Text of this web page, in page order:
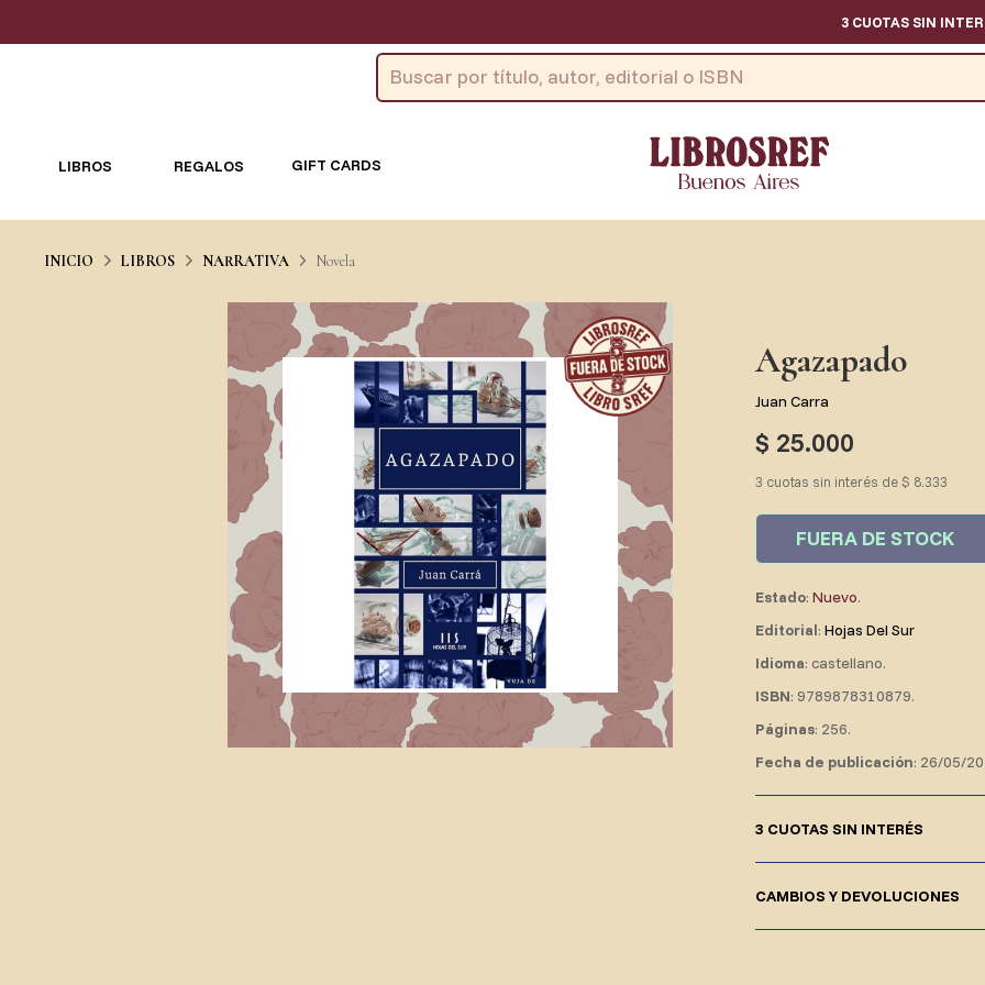
3 CUOTAS SIN INTERES -
LIBROS REGALOS GIFT CARDS
INICIO LIBROS NARRATIVA Novela
Agazapado
Juan Carra
$ 25.000
3 cuotas sin interés de $ 8.333
FUERA DE STOCK
Estado: Nuevo.
Editorial: Hojas Del Sur
Idioma: castellano.
ISBN: 9789878310879.
Páginas: 256.
Fecha de publicación: 26/05/
3 CUOTAS SIN INTERÉS
CAMBIOS Y DEVOLUCIONES